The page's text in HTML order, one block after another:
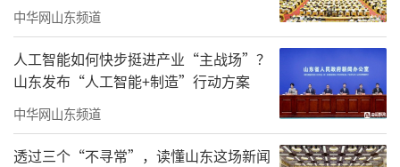
包代管、包而不管，安全责任制度悬空、安全
制度和现场管理“两张皮”，以及同类事故隐
患屡查屡犯等问题，教训极其惨痛。
应急管理部、住房城乡建设部、交通运输
部、国务院国资委有关司局负责人参加约谈。
中华网山东频道
人工智能如何快步挺进产业“主战场”？
山东发布“人工智能+制造”行动方案
中华网山东频道
透过三个“不寻常”，读懂山东这场新闻